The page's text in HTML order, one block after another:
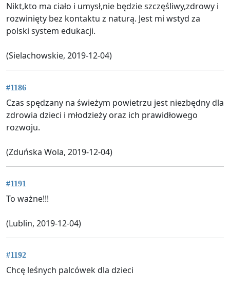
Nikt,kto ma ciało i umysł,nie będzie szczęśliwy,zdrowy i
rozwinięty bez kontaktu z naturą. Jest mi wstyd za
polski system edukacji.
(Sielachowskie, 2019-12-04)
#1186
Czas spędzany na świeżym powietrzu jest niezbędny dla
zdrowia dzieci i młodzieży oraz ich prawidłowego
rozwoju.
(Zduńska Wola, 2019-12-04)
#1191
To ważne!!!
(Lublin, 2019-12-04)
#1192
Chcę leśnych palcówek dla dzieci